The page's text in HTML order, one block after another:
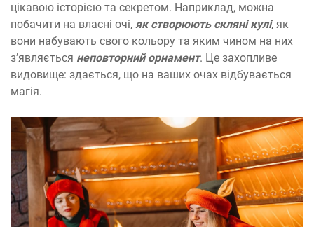
цікавою історією та секретом. Наприклад, можна
побачити на власні очі, як створюють скляні кулі, як
вони набувають свого кольору та яким чином на них
з’являється неповторний орнамент. Це захопливе
видовище: здається, що на ваших очах відбувається
магія.